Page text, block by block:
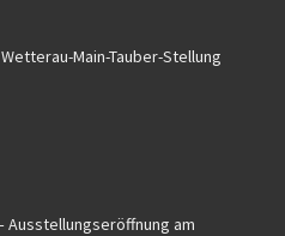
Main-Tauber-Stellung
Ausstellungseröffnung am